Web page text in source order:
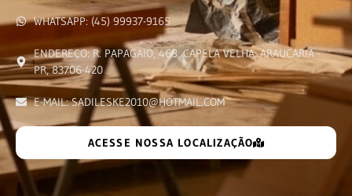
WHATSAPP: (45) 99937-9165
ENDEREÇO: R. PAPAGAIO, 468, CAPELA VELHA, ARAUCÁRIA -
PR, 83706-420
E-MAIL: SADILESKE2010@HOTMAIL.COM
ACESSE NOSSA LOCALIZAÇÃO